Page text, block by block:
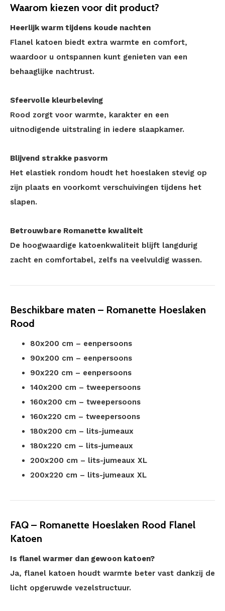
Waarom kiezen voor dit product?
Heerlijk warm tijdens koude nachten
Flanel katoen biedt extra warmte en comfort,
waardoor u ontspannen kunt genieten van een
behaaglijke nachtrust.
Sfeervolle kleurbeleving
Rood zorgt voor warmte, karakter en een
uitnodigende uitstraling in iedere slaapkamer.
Blijvend strakke pasvorm
Het elastiek rondom houdt het hoeslaken stevig op
zijn plaats en voorkomt verschuivingen tijdens het
slapen.
Betrouwbare Romanette kwaliteit
De hoogwaardige katoenkwaliteit blijft langdurig
zacht en comfortabel, zelfs na veelvuldig wassen.
Beschikbare maten – Romanette Hoeslaken
Rood
80x200 cm – eenpersoons
90x200 cm – eenpersoons
90x220 cm – eenpersoons
140x200 cm – tweepersoons
160x200 cm – tweepersoons
160x220 cm – tweepersoons
180x200 cm – lits-jumeaux
180x220 cm – lits-jumeaux
200x200 cm – lits-jumeaux XL
200x220 cm – lits-jumeaux XL
FAQ – Romanette Hoeslaken Rood Flanel
Katoen
Is flanel warmer dan gewoon katoen?
Ja, flanel katoen houdt warmte beter vast dankzij de
licht opgeruwde vezelstructuur.